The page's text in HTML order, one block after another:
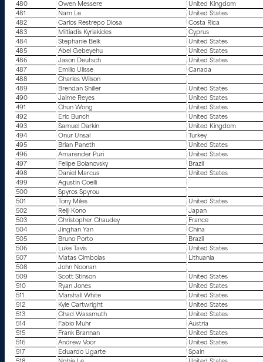
480
Owen Messere
United Kingdom
481
Nam Le
United States
482
Carlos Restrepo Diosa
Costa Rica
483
Miltiadis Kyriakides
Cyprus
484
Stephanie Belk
United States
485
Abel Gebeyehu
United States
486
Jason Deutsch
United States
487
Emilio Ulisse
Canada
488
Charles Wilson
489
Brendan Shiller
United States
490
Jaime Reyes
United States
491
Chun Wong
United States
492
Eric Bunch
United States
493
Samuel Darkin
United Kingdom
494
Onur Unsal
Turkey
495
Brian Paneth
United States
496
Amarender Puri
United States
497
Felipe Boianovsky
Brazil
498
Daniel Marcus
United States
499
Agustin Coelli
500
Spyros Spyrou
501
Tony Miles
United States
502
Reiji Kono
Japan
503
Christopher Chaudey
France
504
Jinghan Yan
China
505
Bruno Porto
Brazil
506
Luke Tavis
United States
507
Matas Cimbolas
Lithuania
508
John Noonan
509
Scott Stinson
United States
510
Ryan Jones
United States
511
Marshall White
United States
512
Kyle Cartwright
United States
513
Chad Wassmuth
United States
514
Fabio Muhr
Austria
515
Frank Brannan
United States
516
Andrew Voor
United States
517
Eduardo Ugarte
Spain